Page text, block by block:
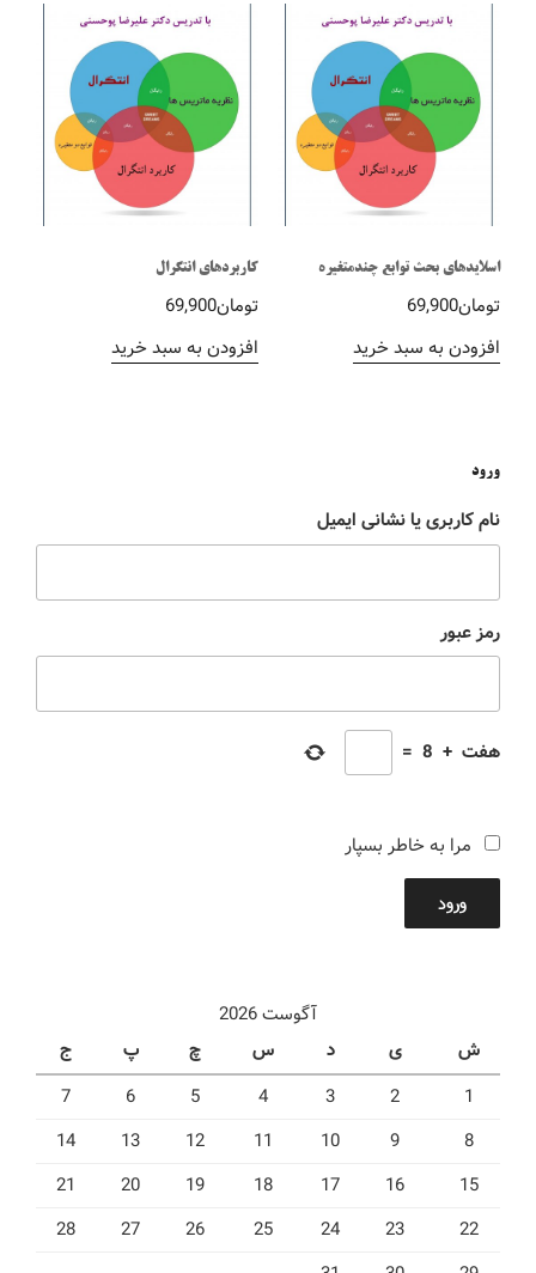
اسلایدهای بحث توابع چندمتغیره
تومان69,900
افزودن به سبد خرید
کاربردهای انتگرال
تومان69,900
افزودن به سبد خرید
ورود
نام کاربری یا نشانی ایمیل
رمز عبور
هفت +
8
=
مرا به خاطر بسپار
ورود
آگوست 2026
ش
ی د س چ پ
ج
1
2
3
4
5
6
7
8
9
10
11
12
13
14
15
16
17
18
19
20
21
22
23
24
25
26
27
28